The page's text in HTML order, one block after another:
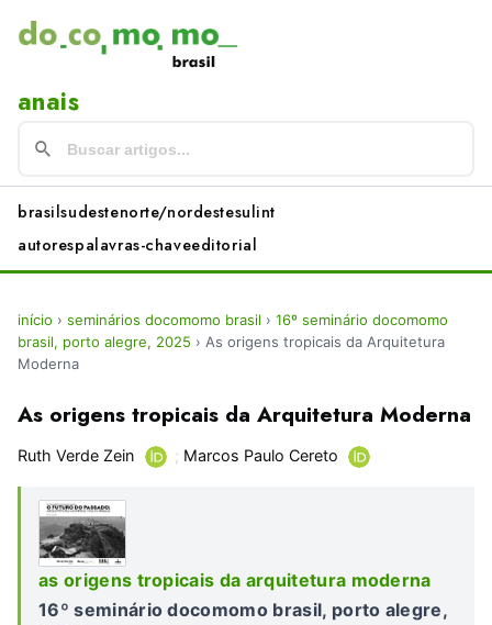
anais
brasilsudestenorte/nordestesulint
autorespalavras-chaveeditorial
início › seminários docomomo brasil › 16º seminário docomomo
brasil, porto alegre, 2025 › As origens tropicais da Arquitetura
Moderna
As origens tropicais da Arquitetura Moderna
Ruth Verde Zein ; Marcos Paulo Cereto
as origens tropicais da arquitetura moderna
16º seminário docomomo brasil, porto alegre,